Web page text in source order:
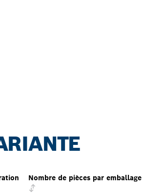
Nombre de pièces par emballage